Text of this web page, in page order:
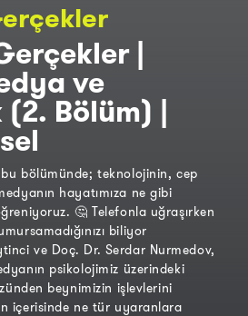
|
ve
(2. Bölüm) |
bu bölümünde; teknolojinin, cep
hayatımıza ne gibi
🤔 Telefonla uğraşırken
biliyor
ve Doç. Dr. Serdar Nurmedov,
psikolojimiz üzerindeki
beynimizin işlevlerini
içerisinde ne tür uyaranlara